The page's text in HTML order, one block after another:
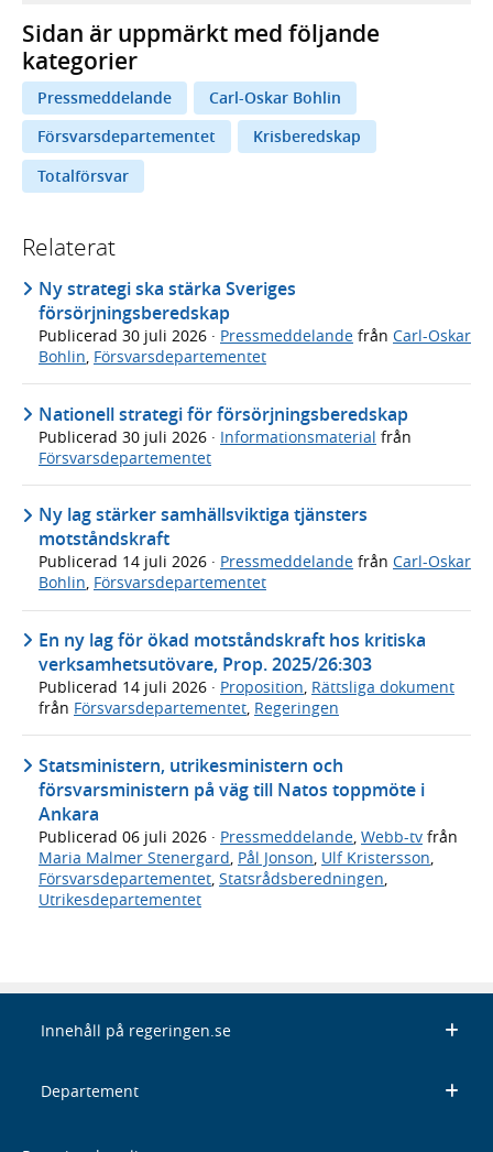
Sidan är uppmärkt med följande
kategorier
Pressmeddelande
Carl-Oskar Bohlin
Försvarsdepartementet
Krisberedskap
Totalförsvar
Relaterat
Ny strategi ska stärka Sveriges
försörjningsberedskap
Publicerad 30 juli 2026 · Pressmeddelande från Carl-Oskar
Bohlin, Försvarsdepartementet
Nationell strategi för försörjningsberedskap
Publicerad 30 juli 2026 · Informationsmaterial från
Försvarsdepartementet
Ny lag stärker samhällsviktiga tjänsters
motståndskraft
Publicerad 14 juli 2026 · Pressmeddelande från Carl-Oskar
Bohlin, Försvarsdepartementet
En ny lag för ökad motståndskraft hos kritiska
verksamhetsutövare, Prop. 2025/26:303
Publicerad 14 juli 2026 · Proposition, Rättsliga dokument
från Försvarsdepartementet, Regeringen
Statsministern, utrikesministern och
försvarsministern på väg till Natos toppmöte i
Ankara
Publicerad 06 juli 2026 · Pressmeddelande Webb-tv från
Maria Malmer Stenergard Pål Jonson Ulf Kristersson
Försvarsdepartementet Statsrådsberedningen
Utrikesdepartementet
Innehåll på regeringen.se
Departement